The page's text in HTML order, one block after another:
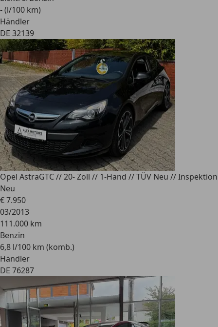
- (l/100 km)
Händler
DE 32139
Opel AstraGTC // 20- Zoll // 1-Hand // TÜV Neu // Inspektion
Neu
€ 7.950
03/2013
111.000 km
Benzin
6,8 l/100 km (komb.)
Händler
DE 76287